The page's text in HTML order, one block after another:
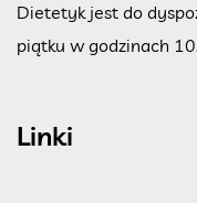
Dietetyk jest do
piątku w godzinach
Linki